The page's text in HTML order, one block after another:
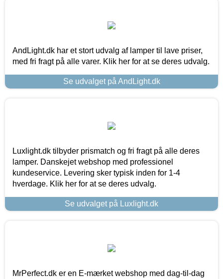
AndLight.dk har et stort udvalg af lamper til lave priser,
med fri fragt på alle varer. Klik her for at se deres udvalg.
Se udvalget på AndLight.dk
Luxlight.dk tilbyder prismatch og fri fragt på alle deres
lamper. Danskejet webshop med professionel
kundeservice. Levering sker typisk inden for 1-4
hverdage. Klik her for at se deres udvalg.
Se udvalget på Luxlight.dk
MrPerfect.dk er en E-mærket webshop med dag-til-dag